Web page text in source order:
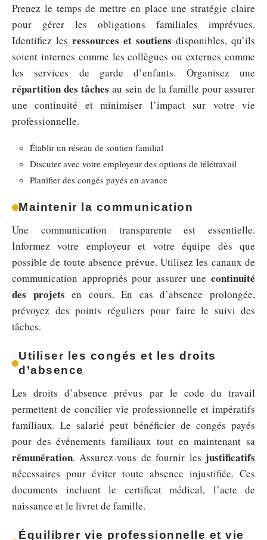
Prenez le temps de mettre en place une stratégie claire
pour gérer les obligations familiales imprévues.
Identifiez les ressources et soutiens disponibles, qu’ils
soient internes comme les collègues ou externes comme
les services de garde d’enfants. Organisez une
répartition des tâches au sein de la famille pour assurer
une continuité et minimiser l’impact sur votre vie
professionnelle.
Établir un réseau de soutien familial
Discuter avec votre employeur des options de télétravail
Planifier des congés payés en avance
Maintenir la communication
Une communication transparente est essentielle.
Informez votre employeur et votre équipe dès que
possible de toute absence prévue. Utilisez les canaux de
communication appropriés pour assurer une continuité
des projets en cours. En cas d’absence prolongée,
prévoyez des points réguliers pour faire le suivi des
tâches.
Utiliser les congés et les droits
d’absence
Les droits d’absence prévus par le code du travail
permettent de concilier vie professionnelle et impératifs
familiaux. Le salarié peut bénéficier de congés payés
pour des événements familiaux tout en maintenant sa
rémunération. Assurez-vous de fournir les justificatifs
nécessaires pour éviter toute absence injustifiée. Ces
documents incluent le certificat médical, l’acte de
naissance et le livret de famille.
Équilibrer vie professionnelle et vie